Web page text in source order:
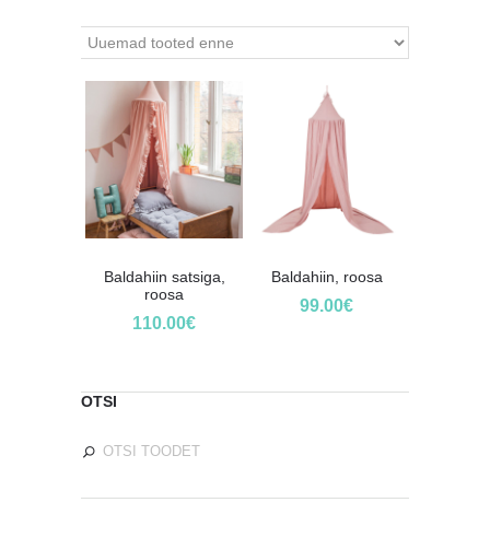
Baldahiin satsiga,
roosa
110.00€
Baldahiin, roosa
99.00€
OTSI